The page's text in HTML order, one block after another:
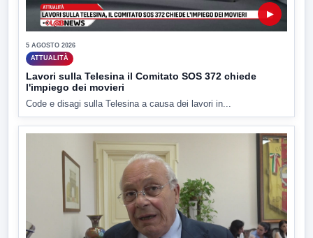
▶
5 AGOSTO 2026
ATTUALITÀ
Lavori sulla Telesina il Comitato SOS 372 chiede
l'impiego dei movieri
Code e disagi sulla Telesina a causa dei lavori in...